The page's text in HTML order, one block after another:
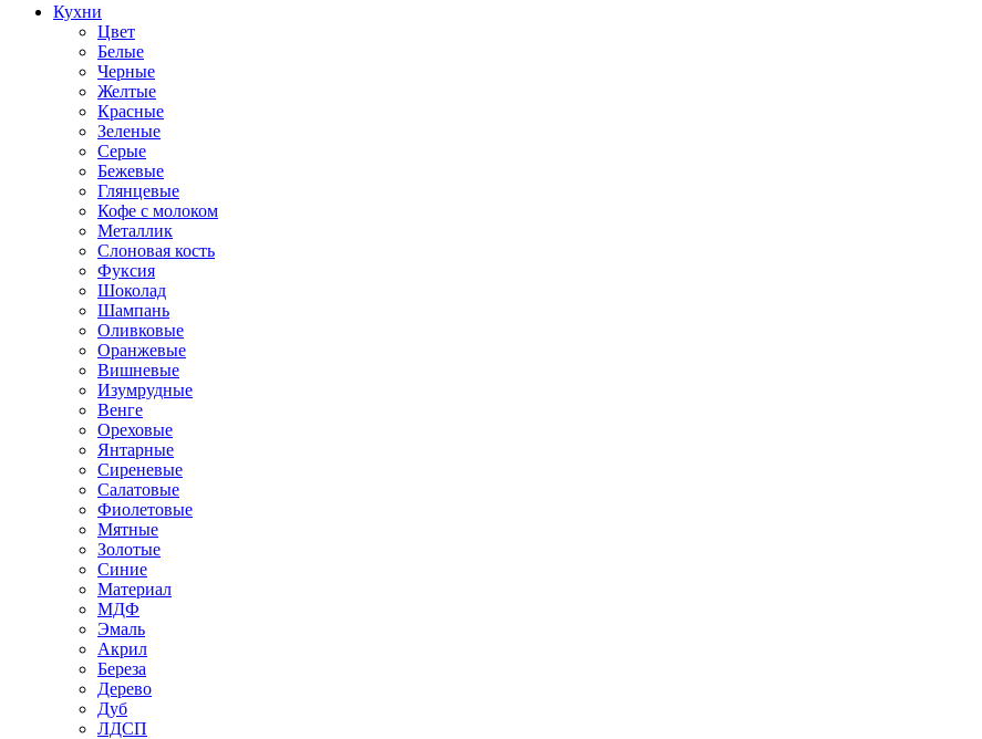
Кухни
Цвет
Белые
Черные
Желтые
Красные
Зеленые
Серые
Бежевые
Глянцевые
Кофе с молоком
Металлик
Слоновая кость
Фуксия
Шоколад
Шампань
Оливковые
Оранжевые
Вишневые
Изумрудные
Венге
Ореховые
Янтарные
Сиреневые
Салатовые
Фиолетовые
Мятные
Золотые
Синие
Материал
МДФ
Эмаль
Акрил
Береза
Дерево
Дуб
ЛДСП